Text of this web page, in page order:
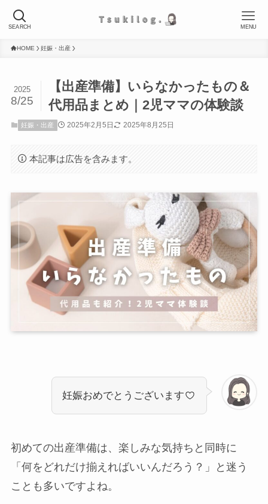
SEARCH MENU
HOME 妊娠・出産
【出産準備】いらなかったもの＆
代用品まとめ｜2児ママの体験談
2025
8/25
妊娠・出産 2025年2月5日 2025年8月25日
本記事は広告を含みます。
妊娠おめでとうございます
初めての出産準備は、楽しみな気持ちと同時に
「何をどれだけ揃えればいいんだろう？」と迷う
ことも多いですよね。